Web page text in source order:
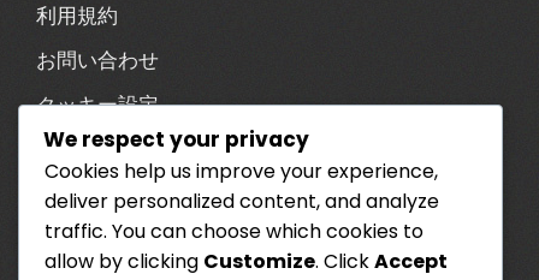
利用規約
お問い合わせ
クッキー設定
プライバシーポリシー
私たちの物語
カテゴリ
We respect your privacy
Cookies help us improve your experience,
deliver personalized content, and analyze
traffic. You can choose which cookies to
allow by clicking Customize. ClickAccept